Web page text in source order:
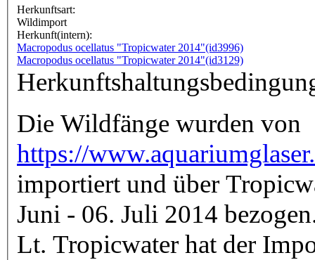
Herkunftsart:
Wildimport
Herkunft(intern):
Macropodus ocellatus "Tropicwater 2014"(id3996)
Macropodus ocellatus "Tropicwater 2014"(id3129)
Die Wildfänge wurden von
https://
importiert und über
Juni - 06. Juli 2014
Lt. Tropicwater hat der